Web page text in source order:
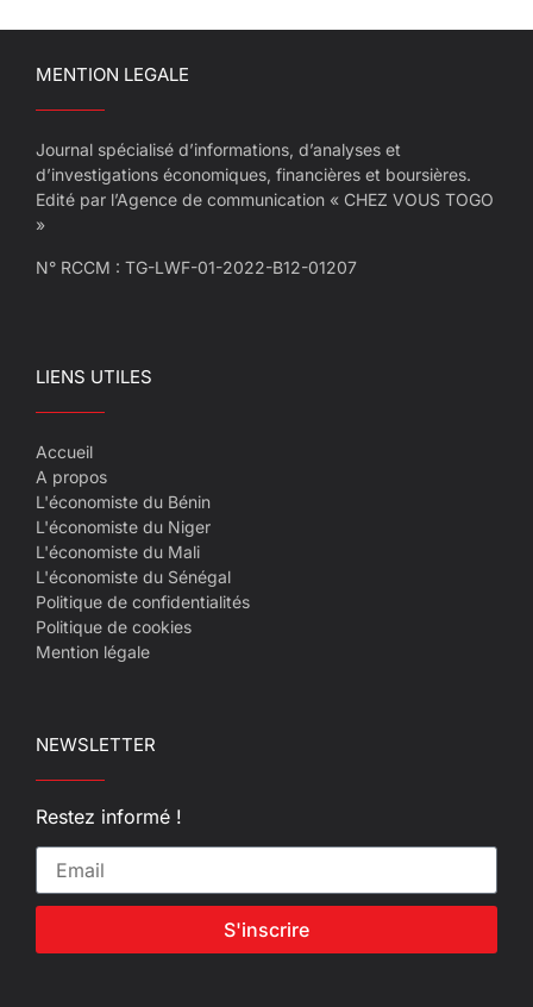
MENTION LEGALE
Journal spécialisé d’informations, d’analyses et
d’investigations économiques, financières et boursières.
Edité par l’Agence de communication « CHEZ VOUS TOGO
»
N° RCCM : TG-LWF-01-2022-B12-01207
LIENS UTILES
Accueil
A propos
L'économiste du Bénin
L'économiste du Niger
L'économiste du Mali
L'économiste du Sénégal
Politique de confidentialités
Politique de cookies
Mention légale
NEWSLETTER
Restez informé !
S'inscrire